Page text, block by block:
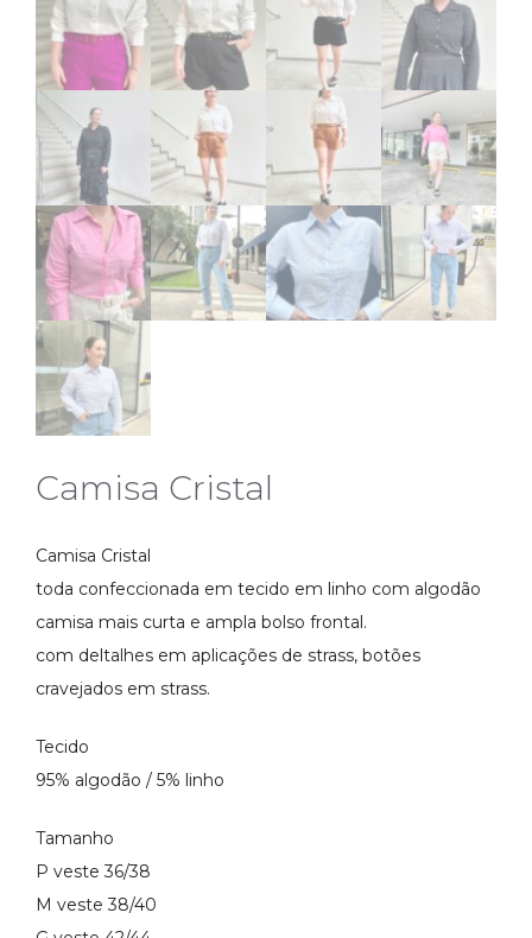
Camisa Cristal
Camisa Cristal
toda confeccionada em tecido em linho com algodão
camisa mais curta e ampla bolso frontal.
com deltalhes em aplicações de strass, botões
cravejados em strass.
Tecido
95% algodão / 5% linho
Tamanho
P veste 36/38
M veste 38/40